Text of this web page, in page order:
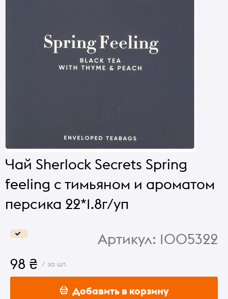
Чай Sherlock Secrets Spring
feeling с тимьяном и ароматом
персика 22*1.8г/уп
Артикул: 1005322
98 ₴ / за шт.
Добавить в корзину